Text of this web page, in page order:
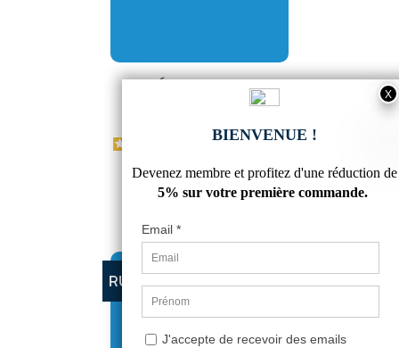
TÉ ACIER 35X35
4.6/ 5- 13 avis
RUPTURE DE STOCK